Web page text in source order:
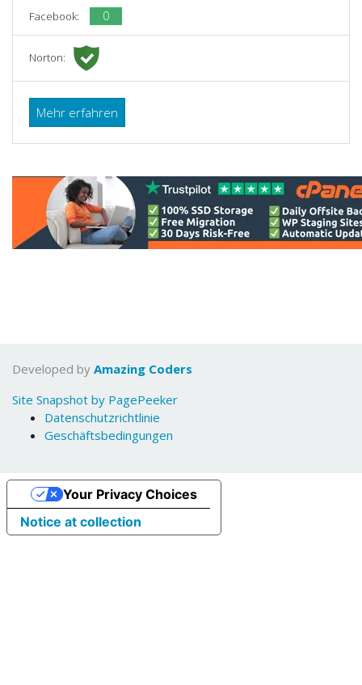
Facebook: 0
Norton:
Mehr erfahren
Developed by Amazing Coders
Site Snapshot by PagePeeker
Datenschutzrichtlinie
Geschäftsbedingungen
Notice at collection
Your Privacy Choices